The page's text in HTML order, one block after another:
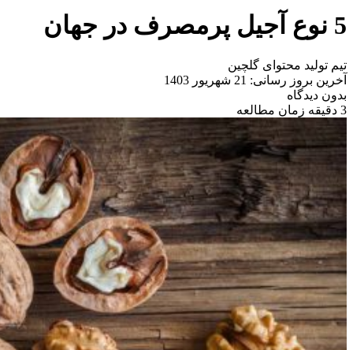
5 نوع آجیل پرمصرف در جهان
تیم تولید محتوای گلچین
آخرین بروز رسانی: 21 شهریور 1403
بدون دیدگاه
3 دقیقه زمان مطالعه